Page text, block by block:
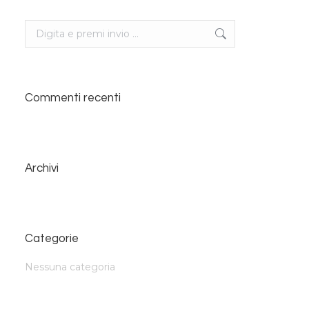
J24_Guest_House_Breakfast_Time_01
Search:
Commenti recenti
Archivi
Categorie
Nessuna categoria